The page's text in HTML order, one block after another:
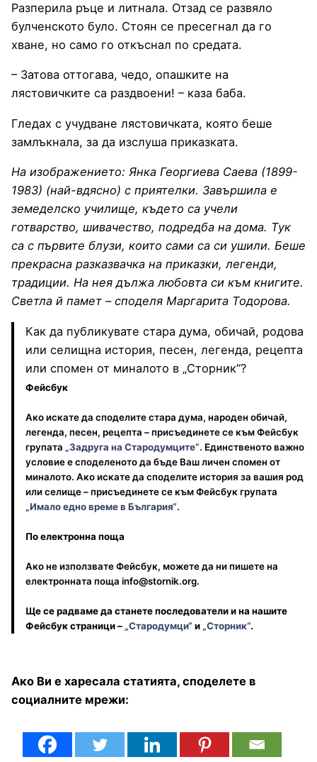
Разперила ръце и литнала. Отзад се развяло
булченското було. Стоян се пресегнал да го
хване, но само го откъснал по средата.
– Затова оттогава, чедо, опашките на
лястовичките са раздвоени! – каза баба.
Гледах с учудване лястовичката, която беше
замлъкнала, за да изслуша приказката.
На изображението: Янка Георгиева Саева (1899-
1983) (най-вдясно) с приятелки. Завършила е
земеделско училище, където са учели
готварство, шивачество, подредба на дома. Тук
са с първите блузи, които сами са си ушили. Беше
прекрасна разказвачка на приказки, легенди,
традиции. На нея дължа любовта си към книгите.
Светла й памет – споделя Маргарита Тодорова.
Как да публикувате стара дума, обичай, родова
или селищна история, песен, легенда, рецепта
или спомен от миналото в „Сторник“?
Фейсбук
Ако искате да споделите стара дума, народен обичай,
легенда, песен, рецепта – присъединете се към Фейсбук
групата „Задруга на Стародумците“. Единственото важно
условие е споделеното да бъде Ваш личен спомен от
миналото. Ако искате да споделите история за вашия род
или селище – присъединете се към Фейсбук групата
„Имало едно време в България“.
По електронна поща
Ако не използвате Фейсбук, можете да ни пишете на
електронната поща info@stornik.org.
Ще се радваме да станете последователи и на нашите
Фейсбук страници – „Стародумци“ и „Сторник“.
Ако Ви е харесала статията, споделете в
социалните мрежи: